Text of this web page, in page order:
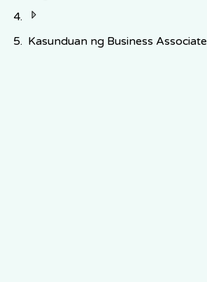
Kasunduan ng Business Associate